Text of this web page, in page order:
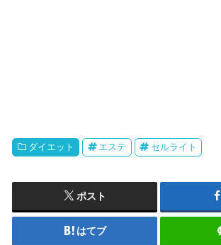
ダイエット エステ セルライト
ポスト
はてブ